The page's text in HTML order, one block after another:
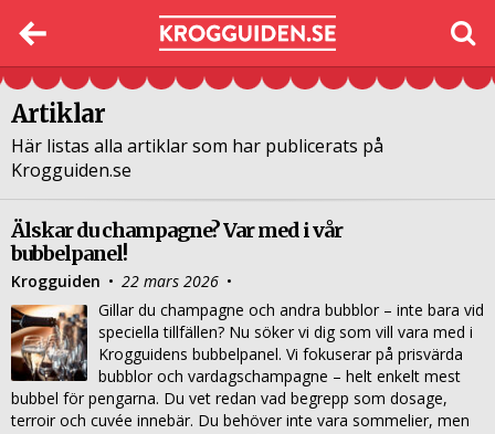
Artiklar
Här listas alla artiklar som har publicerats på
Krogguiden.se
Älskar du champagne? Var med i vår
bubbelpanel!
Krogguiden • 22 mars 2026 •
Gillar du champagne och andra bubblor – inte bara vid
speciella tillfällen? Nu söker vi dig som vill vara med i
Krogguidens bubbelpanel. Vi fokuserar på prisvärda
bubblor och vardagschampagne – helt enkelt mest
bubbel för pengarna. Du vet redan vad begrepp som dosage,
terroir och cuvée innebär. Du behöver inte vara sommelier, men